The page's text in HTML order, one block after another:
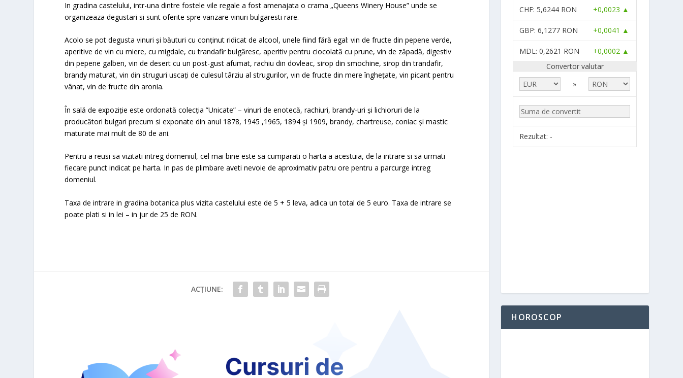
In gradina castelului, intr-una dintre fostele vile regale a fost amenajata o crama „Queens Winery House” unde se
organizeaza degustari si sunt oferite spre vanzare vinuri bulgaresti rare.
Acolo se pot degusta vinuri și băuturi cu conținut ridicat de alcool, unele fiind fără egal: vin de fructe din pepene verde,
aperitive de vin cu miere, cu migdale, cu trandafir bulgăresc, aperitiv pentru ciocolată cu prune, vin de zăpadă, digestiv
din pepene galben, vin de desert cu un post-gust afumat, rachiu din dovleac, sirop din smochine, sirop din trandafir,
brandy maturat, vin din struguri uscați de culesul târziu al strugurilor, vin de fructe din mere înghețate, vin picant pentru
vânat, vin de fructe din aronia.
În sală de expoziție este ordonată colecția ”Unicate” – vinuri de enotecă, rachiuri, brandy-uri și lichioruri de la
producători bulgari precum si exponate din anul 1878, 1945 ,1965, 1894 și 1909, brandy, chartreuse, coniac și mastic
maturate mai mult de 80 de ani.
Pentru a reusi sa vizitati intreg domeniul, cel mai bine este sa cumparati o harta a acestuia, de la intrare si sa urmati
fiecare punct indicat pe harta. In pas de plimbare aveti nevoie de aproximativ patru ore pentru a parcurge intreg
domeniul.
Taxa de intrare in gradina botanica plus vizita castelului este de 5 + 5 leva, adica un total de 5 euro. Taxa de intrare se
poate plati si in lei – in jur de 25 de RON.
ACȚIUNE:
CHF: 5,6244 RON +0,0023 ▲
GBP: 6,1277 RON +0,0041 ▲
MDL : 0,2621 RON
+0,0002 ▲
Convertor valutar
»
Rezultat: -
HOROSCOP